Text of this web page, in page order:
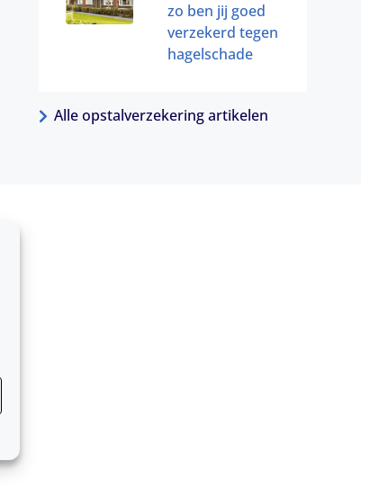
zo ben jij goed
verzekerd tegen
hagelschade
Alle opstalverzekering artikelen